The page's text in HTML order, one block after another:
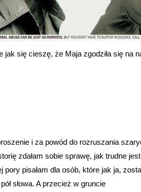
jak się cieszę, że Maja zgodziła się na
i za powód do rozruszania
zdałam sobie sprawę, jak trudne
pory pisałam dla osób, które jak ja,
słowa. A przecież w gruncie